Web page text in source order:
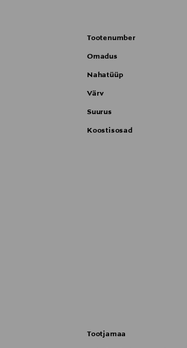
Tootenumber
Omadus
Nahatüüp
Värv
Suurus
Koostisosad
Tootjamaa